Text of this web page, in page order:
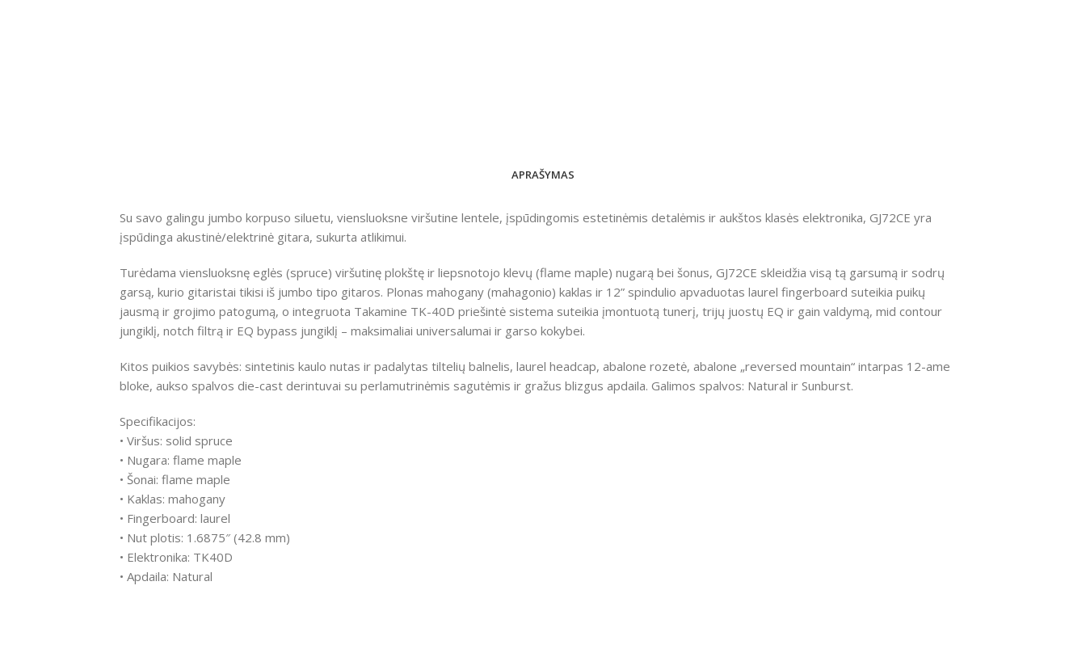
APRAŠYMAS
Su savo galingu jumbo korpuso siluetu, viensluoksne viršutine lentele, įspūdingomis estetinėmis detalėmis ir aukštos klasės elektronika, GJ72CE yra
įspūdinga akustinė/elektrinė gitara, sukurta atlikimui.
Turėdama viensluoksnę eglės (spruce) viršutinę plokštę ir liepsnotojo klevų (flame maple) nugarą bei šonus, GJ72CE skleidžia visą tą garsumą ir sodrų
garsą, kurio gitaristai tikisi iš jumbo tipo gitaros. Plonas mahogany (mahagonio) kaklas ir 12” spindulio apvaduotas laurel fingerboard suteikia puikų
jausmą ir grojimo patogumą, o integruota Takamine TK-40D priešintė sistema suteikia įmontuotą tunerį, trijų juostų EQ ir gain valdymą, mid contour
jungiklį, notch filtrą ir EQ bypass jungiklį – maksimaliai universalumai ir garso kokybei.
Kitos puikios savybės: sintetinis kaulo nutas ir padalytas tiltelių balnelis, laurel headcap, abalone rozetė, abalone „reversed mountain“ intarpas 12-ame
bloke, aukso spalvos die-cast derintuvai su perlamutrinėmis sagutėmis ir gražus blizgus apdaila. Galimos spalvos: Natural ir Sunburst.
Specifikacijos:
• Viršus: solid spruce
• Nugara: flame maple
• Šonai: flame maple
• Kaklas: mahogany
• Fingerboard: laurel
• Nut plotis: 1.6875″ (42.8 mm)
• Elektronika: TK40D
• Apdaila: Natural